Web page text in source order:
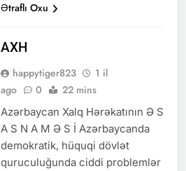
Ətraflı Oxu
AXH
happytiger823
1 il
ago
0 22 mins
Azərbaycan Xalq Hərəkatının Ə S
A S N A M Ə S İ Azərbaycanda
demokratik, hüquqi dövlət
quruculuğunda ciddi problemlər